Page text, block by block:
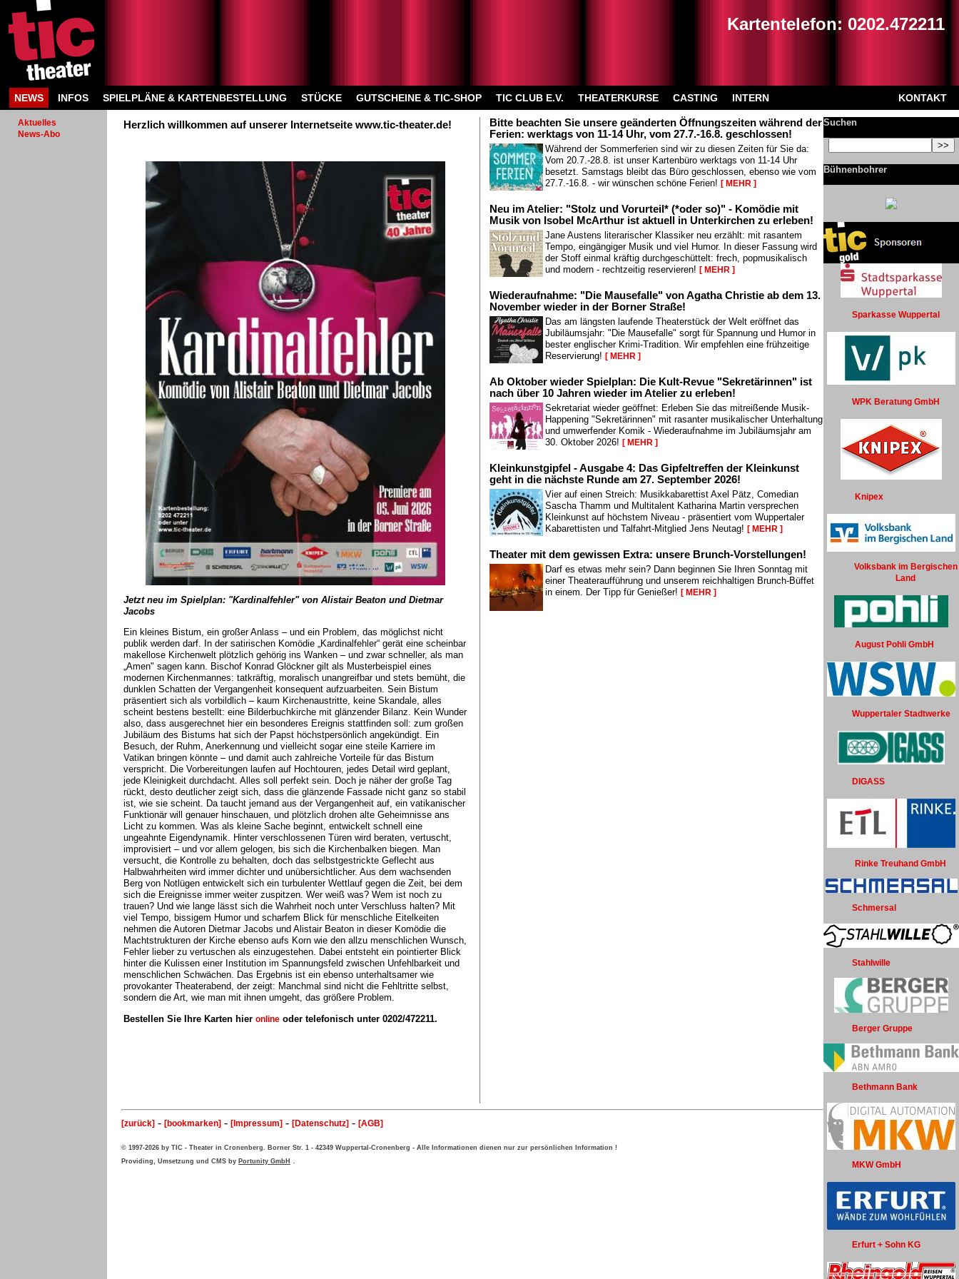
Kartentelefon: 0202.472211
NEWS INFOS SPIELPLÄNE & KARTENBESTELLUNG STÜCKE GUTSCHEINE & TIC-SHOP TIC CLUB E.V. THEATERKURSE CASTING INTERN KONTAKT
Aktuelles
News-Abo
Herzlich willkommen auf unserer Internetseite www.tic-theater.de!
Jetzt neu im Spielplan: "Kardinalfehler" von Alistair Beaton und Dietmar
Jacobs
Ein kleines Bistum, ein großer Anlass – und ein Problem, das möglichst nicht
publik werden darf. In der satirischen Komödie „Kardinalfehler“ gerät eine scheinbar
makellose Kirchenwelt plötzlich gehörig ins Wanken – und zwar schneller, als man
„Amen" sagen kann. Bischof Konrad Glöckner gilt als Musterbeispiel eines
modernen Kirchenmannes: tatkräftig, moralisch unangreifbar und stets bemüht, die
dunklen Schatten der Vergangenheit konsequent aufzuarbeiten. Sein Bistum
präsentiert sich als vorbildlich – kaum Kirchenaustritte, keine Skandale, alles
scheint bestens bestellt: eine Bilderbuchkirche mit glänzender Bilanz. Kein Wunder
also, dass ausgerechnet hier ein besonderes Ereignis stattfinden soll: zum großen
Jubiläum des Bistums hat sich der Papst höchstpersönlich angekündigt. Ein
Besuch, der Ruhm, Anerkennung und vielleicht sogar eine steile Karriere im
Vatikan bringen könnte – und damit auch zahlreiche Vorteile für das Bistum
verspricht. Die Vorbereitungen laufen auf Hochtouren, jedes Detail wird geplant,
jede Kleinigkeit durchdacht. Alles soll perfekt sein. Doch je näher der große Tag
rückt, desto deutlicher zeigt sich, dass die glänzende Fassade nicht ganz so stabil
ist, wie sie scheint. Da taucht jemand aus der Vergangenheit auf, ein vatikanischer
Funktionär will genauer hinschauen, und plötzlich drohen alte Geheimnisse ans
Licht zu kommen. Was als kleine Sache beginnt, entwickelt schnell eine
ungeahnte Eigendynamik. Hinter verschlossenen Türen wird beraten, vertuscht,
improvisiert – und vor allem gelogen, bis sich die Kirchenbalken biegen. Man
versucht, die Kontrolle zu behalten, doch das selbstgestrickte Geflecht aus
Halbwahrheiten wird immer dichter und unübersichtlicher. Aus dem wachsenden
Berg von Notlügen entwickelt sich ein turbulenter Wettlauf gegen die Zeit, bei dem
sich die Ereignisse immer weiter zuspitzen. Wer weiß was? Wem ist noch zu
trauen? Und wie lange lässt sich die Wahrheit noch unter Verschluss halten? Mit
viel Tempo, bissigem Humor und scharfem Blick für menschliche Eitelkeiten
nehmen die Autoren Dietmar Jacobs und Alistair Beaton in dieser Komödie die
Machtstrukturen der Kirche ebenso aufs Korn wie den allzu menschlichen Wunsch,
Fehler lieber zu vertuschen als einzugestehen. Dabei entsteht ein pointierter Blick
hinter die Kulissen einer Institution im Spannungsfeld zwischen Unfehlbarkeit und
menschlichen Schwächen. Das Ergebnis ist ein ebenso unterhaltsamer wie
provokanter Theaterabend, der zeigt: Manchmal sind nicht die Fehltritte selbst,
sondern die Art, wie man mit ihnen umgeht, das größere Problem.
Bestellen Sie Ihre Karten hier online oder telefonisch unter 0202/472211.
Bitte beachten Sie unsere geänderten Öffnungszeiten während der
Ferien: werktags von 11-14 Uhr, vom 27.7.-16.8. geschlossen!
Während der Sommerferien sind wir zu diesen Zeiten für Sie da:
Vom 20.7.-28.8. ist unser Kartenbüro werktags von 11-14 Uhr
besetzt. Samstags bleibt das Büro geschlossen, ebenso wie vom
27.7.-16.8. - wir wünschen schöne Ferien! [ MEHR ]
Neu im Atelier: "Stolz und Vorurteil* (*oder so)" - Komödie mit
Musik von Isobel McArthur ist aktuell in Unterkirchen zu erleben!
Jane Austens literarischer Klassiker neu erzählt: mit rasantem
Tempo, eingängiger Musik und viel Humor. In dieser Fassung wird
der Stoff einmal kräftig durchgeschüttelt: frech, popmusikalisch
und modern - rechtzeitig reservieren! [ MEHR ]
Wiederaufnahme: "Die Mausefalle" von Agatha Christie ab dem 13.
November wieder in der Borner Straße!
Das am längsten laufende Theaterstück der Welt eröffnet das
Jubiläumsjahr: "Die Mausefalle" sorgt für Spannung und Humor in
bester englischer Krimi-Tradition. Wir empfehlen eine frühzeitige
Reservierung! [ MEHR ]
Ab Oktober wieder Spielplan: Die Kult-Revue "Sekretärinnen" ist
nach über 10 Jahren wieder im Atelier zu erleben!
Sekretariat wieder geöffnet: Erleben Sie das mitreißende Musik-
Happening "Sekretärinnen" mit rasanter musikalischer Unterhaltung
und umwerfender Komik - Wiederaufnahme im Jubiläumsjahr am
30. Oktober 2026! [ MEHR ]
Kleinkunstgipfel - Ausgabe 4: Das Gipfeltreffen der Kleinkunst
geht in die nächste Runde am 27. September 2026!
Vier auf einen Streich: Musikkabarettist Axel Pätz, Comedian
Sascha Thamm und Multitalent Katharina Martin versprechen
Kleinkunst auf höchstem Niveau - präsentiert vom Wuppertaler
Kabarettisten und Talfahrt-Mitglied Jens Neutag! [ MEHR ]
Theater mit dem gewissen Extra: unsere Brunch-Vorstellungen!
Darf es etwas mehr sein? Dann beginnen Sie Ihren Sonntag mit
einer Theateraufführung und unserem reichhaltigen Brunch-Büffet
in einem. Der Tipp für Genießer! [ MEHR ]
[zurück] - [bookmarken] - [Impressum] - [Datenschutz] - [AGB]
© 1997-2026 by TIC - Theater in Cronenberg. Borner Str. 1 - 42349 Wuppertal-Cronenberg - Alle Informationen dienen nur zur persönlichen Information !
Providing, Umsetzung und CMS by Portunity GmbH .
Suchen
Bühnenbohrer
Sparkasse Wuppertal
WPK Beratung GmbH
Knipex
Volksbank im Bergischen
Land
August Pohli GmbH
Wuppertaler Stadtwerke
DIGASS
Rinke Treuhand GmbH
Schmersal
Stahlwille
Berger Gruppe
Bethmann Bank
MKW GmbH
Erfurt + Sohn KG